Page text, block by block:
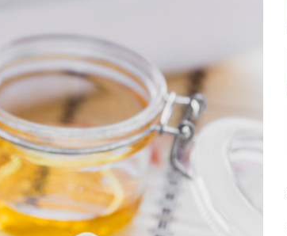
7 SAVON DE SOIN BIO CHEVRE-3
4.50€
SAVON DE SOIN BIO
CALENDULA-4
5.50€